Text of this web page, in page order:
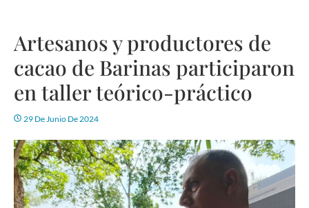
Artesanos y productores de
cacao de Barinas participaron
en taller teórico-práctico
29 De Junio De 2024